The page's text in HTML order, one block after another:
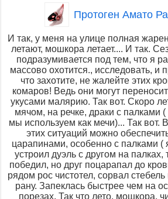
Протоген Амато
И так, у меня на улице полная
летают, мошкора летает.... И так.
подразумивается под тем, что я
массово охотится., исследовать, и
что захотите, не жалейте этих
комаров! Ведь они могут
укусами малярию. Так вот. Скоро
мячом, на речке, драки с палками
мы используем как мечи)... Так вот.
этих ситуаций можно
царапинами, особенно с палками (
устроил дуэль с другом на палках,
победил, но друг поцарапал до
рядом рос чистотел, сорвал
рану. Запеклась быстрее чем на
порезах. Так что лето, мошкора,